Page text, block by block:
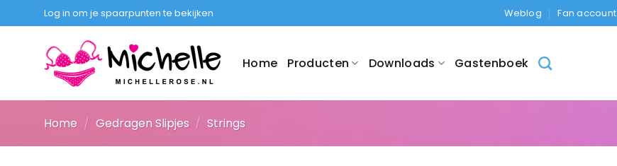
naar
Log in om je spaarpunten te bekijken Weblog Fan account
Home Producten Downloads Gastenboek
Home / Gedragen Slipjes / Strings